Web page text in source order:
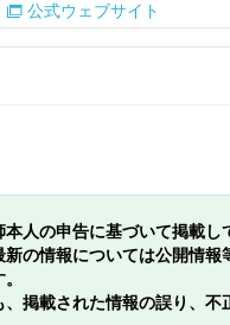
公式ウェブサイト
人の申告に基づいて掲載
の情報については公開情
掲載された情報の誤り、